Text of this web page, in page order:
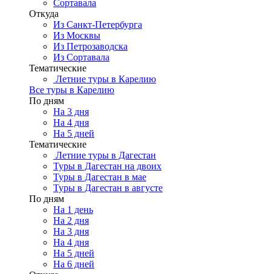
Сортавала
Откуда
Из Санкт-Петербурга
Из Москвы
Из Петрозаводска
Из Сортавала
Тематические
Летние туры в Карелию
Все туры в Карелию
По дням
На 3 дня
На 4 дня
На 5 дней
Тематические
Летние туры в Дагестан
Туры в Дагестан на двоих
Туры в Дагестан в мае
Туры в Дагестан в августе
По дням
На 1 день
На 2 дня
На 3 дня
На 4 дня
На 5 дней
На 6 дней